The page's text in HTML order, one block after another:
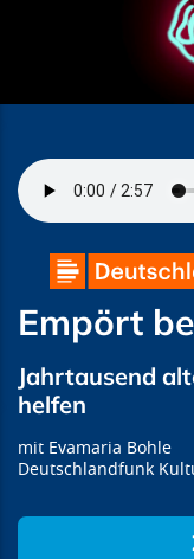
Empört
Jahrtausend
helfen
Evamaria Bohle
Deutschlandfunk